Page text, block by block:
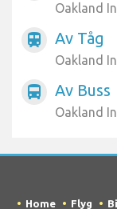
Oakland
train Av Tåg
Oakland
directions_bus Av Buss
Oakland
Home Flyg